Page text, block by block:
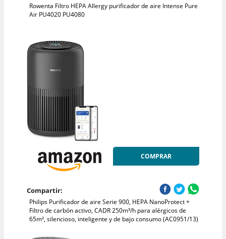
Rowenta Filtro HEPA Allergy purificador de aire Intense Pure
Air PU4020 PU4080
COMPRAR
Compartir:
Philips Purificador de aire Serie 900, HEPA NanoProtect +
Filtro de carbón activo, CADR 250m³/h para alérgicos de
65m², silencioso, inteligente y de bajo consumo (AC0951/13)